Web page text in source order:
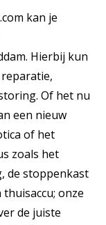
kan je
Hierbij kun
Of het nu
een nieuw
of het
zoals het
de stoppenkast
onze
de juiste